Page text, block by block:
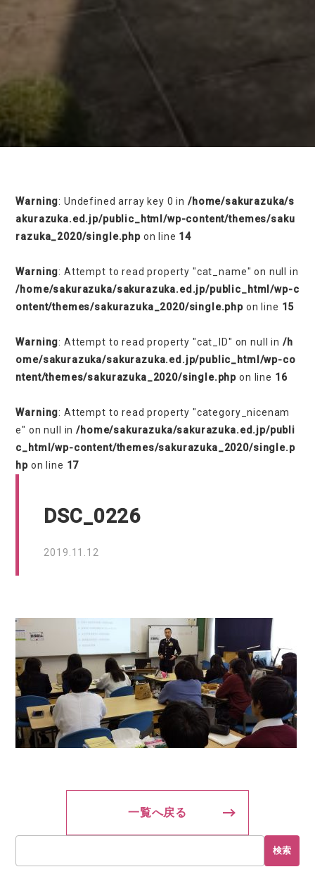
on line
Warning: Undefined array key 0 in /home/sakurazuka/s
akurazuka.ed.jp/public_html/wp-content/themes/saku
razuka_2020/single.phpon line 14
Warning: Attempt to read property "cat_name" on null in
/home/sakurazuka/sakurazuka.ed.jp/public_html/wp-c
ontent/themes/sakurazuka_2020/single.php on line 15
Warning: Attempt to read property "cat_ID" on null in /h
ome/sakurazuka/sakurazuka.ed.jp/public_html/wp-co
ntent/themes/sakurazuka_2020/single.php on line 16
Warning: Attempt to read property "category_nicenam
e" on null in/home/sakurazuka/sakurazuka.ed.jp/publi
c_html/wp-content/themes/sakurazuka_2020/single.p
hp on line 17
DSC_0226
2019.11.12
一覧へ戻る
検索